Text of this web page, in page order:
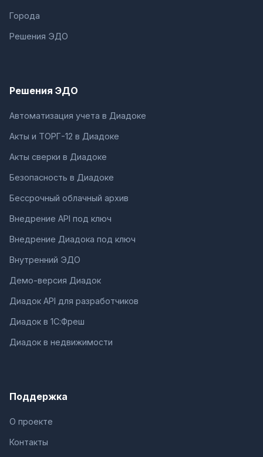
Города
Решения ЭДО
Решения ЭДО
Автоматизация учета в Диадоке
Акты и ТОРГ-12 в Диадоке
Акты сверки в Диадоке
Безопасность в Диадоке
Бессрочный облачный архив
Внедрение API под ключ
Внедрение Диадока под ключ
Внутренний ЭДО
Демо-версия Диадок
Диадок API для разработчиков
Диадок в 1С:Фреш
Диадок в недвижимости
Поддержка
О проекте
Контакты